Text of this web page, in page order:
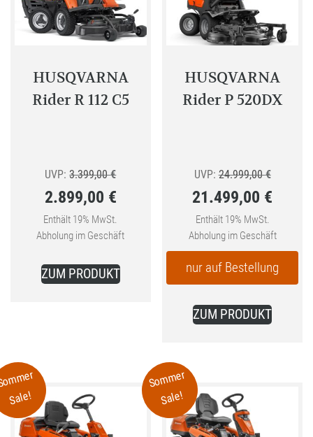
HUSQVARNA
Rider R 112 C5
UVP: 3.399,00€Ursprünglicher
Preis
3.399,00 €
2.899,00 €
Aktueller
Preis
ist:
2.899,00 €.
Enthält 19% MwSt.
Abholung im Geschäft
ZUM PRODUKT
HUSQVARNA
Rider P 520DX
UVP: 24.999,00€
Preis
21.499,00 €
Aktueller
Preis
ist:
21.499,00 €.
Enthält 19% MwSt.
Abholung im Geschäft
nur auf Bestellung
ZUM PRODUKT
Sale!
Sommer
Sale!